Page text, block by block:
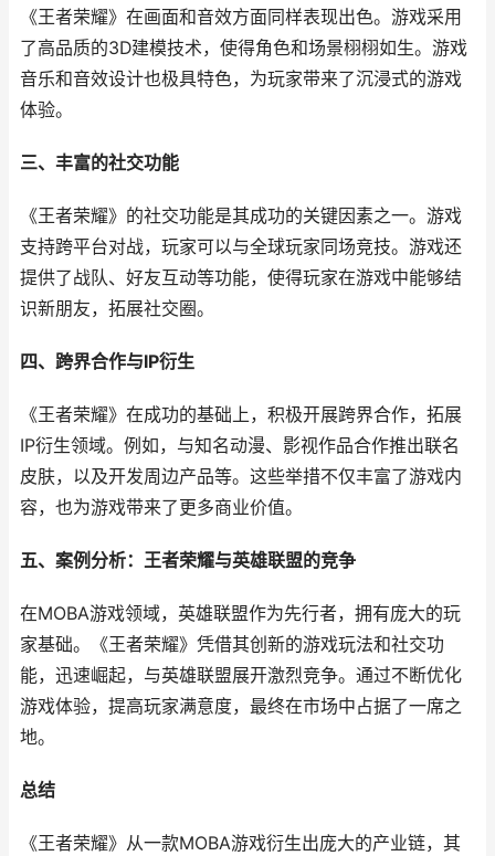
《王者荣耀》在画面和音效方面同样表现出色。游戏采用
了高品质的3D建模技术，使得角色和场景栩栩如生。游戏
音乐和音效设计也极具特色，为玩家带来了沉浸式的游戏
体验。
三、丰富的社交功能
《王者荣耀》的社交功能是其成功的关键因素之一。游戏
支持跨平台对战，玩家可以与全球玩家同场竞技。游戏还
提供了战队、好友互动等功能，使得玩家在游戏中能够结
识新朋友，拓展社交圈。
四、跨界合作与IP衍生
《王者荣耀》在成功的基础上，积极开展跨界合作，拓展
IP衍生领域。例如，与知名动漫、影视作品合作推出联名
皮肤，以及开发周边产品等。这些举措不仅丰富了游戏内
容，也为游戏带来了更多商业价值。
五、案例分析：王者荣耀与英雄联盟的竞争
在MOBA游戏领域，英雄联盟作为先行者，拥有庞大的玩
家基础。《王者荣耀》凭借其创新的游戏玩法和社交功
能，迅速崛起，与英雄联盟展开激烈竞争。通过不断优化
游戏体验，提高玩家满意度，最终在市场中占据了一席之
地。
总结
《王者荣耀》从一款MOBA游戏衍生出庞大的产业链，其